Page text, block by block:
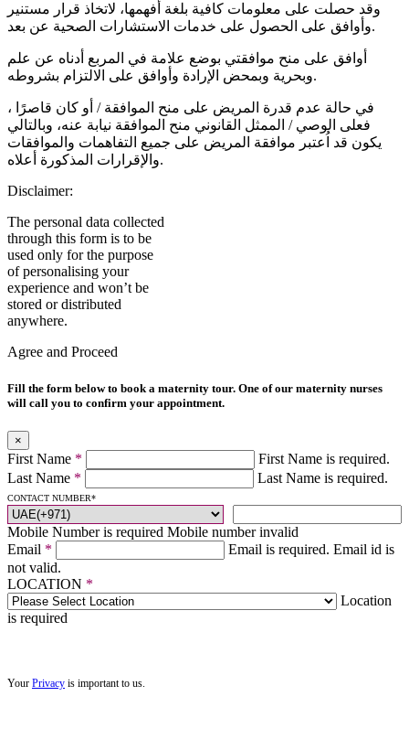
وقد حصلت على معلومات كافية بلغة أفهمها، لاتخاذ قرار مستنير
وأوافق على الحصول على خدمات الاستشارات الصحية عن بعد.
أوافق على منح موافقتي بوضع علامة في المربع أدناه عن علم
وبحرية وبمحض الإرادة وأوافق على الالتزام بشروطه.
في حالة عدم قدرة المريض على منح الموافقة / أو كان قاصرًا ،
فعلى الوصي / الممثل القانوني منح الموافقة نيابة عنه، وبالتالي
يكون قد اُعتبر موافقة المريض على جميع التفاهمات والموافقات
والإقرارات المذكورة أعلاه.
Disclaimer:
The personal data collected
through this form is to be
used only for the purpose
of personalising your
experience and won’t be
stored or distributed
anywhere.
Agree and Proceed
Fill the form below to book a maternity tour. One of our maternity nurses
will call you to confirm your appointment.
×
First Name *
First Name is required.
Last Name * Last Name is required.
CONTACT NUMBER*
Mobile Number is required Mobile number invalid
Email * Email is required. Email id is
not valid.
LOCATION *
Location
is required
Your Privacy is important to us.